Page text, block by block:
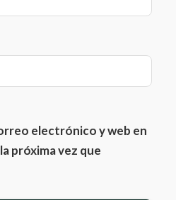
electrónico y web en
próxima vez que